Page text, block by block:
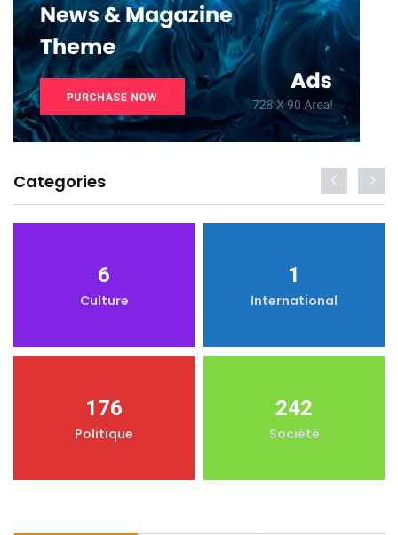
Categories
6
Culture
1
International
176
Politique
242
Société